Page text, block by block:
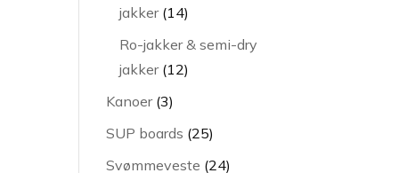
jakker 1414
varer
Ro-jakker & semi-dry
jakker 1212
Kanoer 33
varer
SUP boards 2525
varer
Svømmeveste 2424